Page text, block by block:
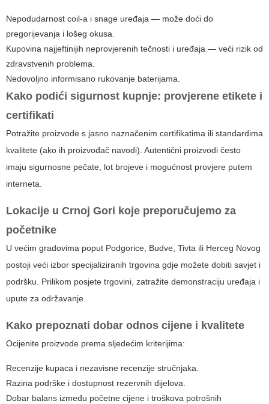
Nepodudarnost coil-a i snage uređaja — može doći do
pregorijevanja i lošeg okusa.
Kupovina najjeftinijih neprovjerenih tečnosti i uređaja — veći rizik od
zdravstvenih problema.
Nedovoljno informisano rukovanje baterijama.
Kako podići sigurnost kupnje: provjerene etikete i
certifikati
Potražite proizvode s jasno naznačenim certifikatima ili standardima
kvalitete (ako ih proizvođač navodi). Autentični proizvodi često
imaju sigurnosne pečate, lot brojeve i mogućnost provjere putem
interneta.
Lokacije u Crnoj Gori koje preporučujemo za
početnike
U većim gradovima poput Podgorice, Budve, Tivta ili Herceg Novog
postoji veći izbor specijaliziranih trgovina gdje možete dobiti savjet i
podršku. Prilikom posjete trgovini, zatražite demonstraciju uređaja i
upute za održavanje.
Kako prepoznati dobar odnos cijene i kvalitete
Ocijenite proizvode prema sljedećim kriterijima:
Recenzije kupaca i nezavisne recenzije stručnjaka.
Razina podrške i dostupnost rezervnih dijelova.
Dobar balans između početne cijene i troškova potrošnih